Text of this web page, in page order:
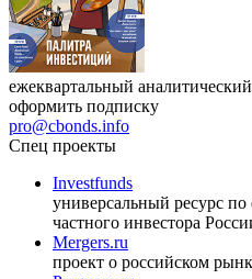
ежеквартальный
оформить подписку
pro@cbonds.info
Спец проекты
Investfunds
универсальный ресурс
частного инвестора
Mergers.ru
проект о российском